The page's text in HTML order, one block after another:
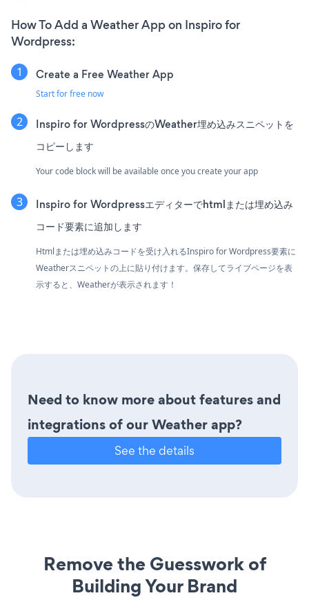
How To Add a Weather App on Inspiro for
Wordpress:
Create a Free Weather App
Start for free now
Inspiro for WordpressのWeather埋め込みスニペットを
コピーします
Your code block will be available once you create your app
Inspiro for Wordpressエディターでhtmlまたは埋め込み
コード要素に追加します
Htmlまたは埋め込みコードを受け入れるInspiro for Wordpress要素に
Weatherスニペットの上に貼り付けます。保存してライブページを表
示すると、Weatherが表示されます！
Need to know more about features and
integrations of our Weather app?
See the details
Remove the Guesswork of
Building Your Brand